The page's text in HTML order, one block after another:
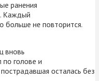
ранения
Каждый
больше не повторится.
вновь
голове и
осталась без